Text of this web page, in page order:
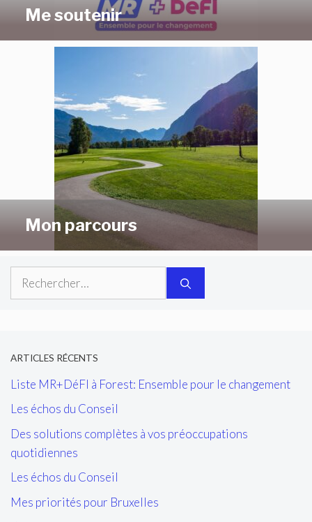
Me soutenir
Mon parcours
Rechercher :
ARTICLES RÉCENTS
Liste MR+DéFI à Forest: Ensemble pour le changement
Les échos du Conseil
Des solutions complètes à vos préoccupations
quotidiennes
Les échos du Conseil
Mes priorités pour Bruxelles